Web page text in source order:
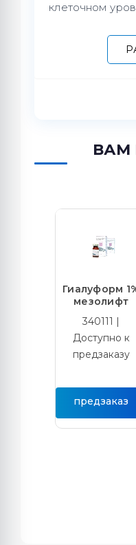
клеточном
-
ВАМ
Гиалуформ
мезолифт
340111 |
Доступно к
предзаказу
предзаказ